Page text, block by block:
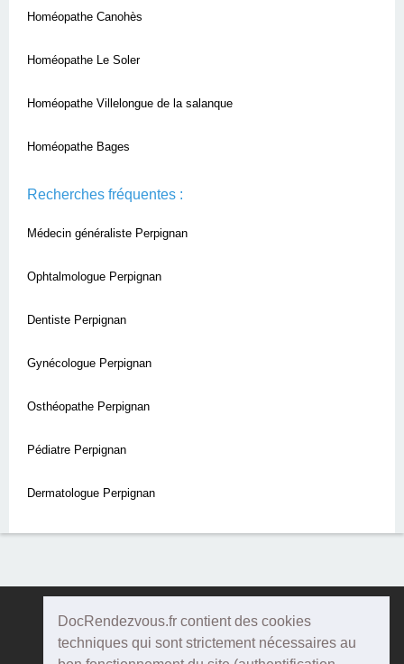
DocRendezvous.fr contient des cookies
techniques qui sont strictement nécessaires au
Homéopathe Canohès
Homéopathe Le Soler
Homéopathe Villelongue de la salanque
Homéopathe Bages
Recherches fréquentes :
Médecin généraliste Perpignan
Ophtalmologue Perpignan
Dentiste Perpignan
Gynécologue Perpignan
Osthéopathe Perpignan
Pédiatre Perpignan
Dermatologue Perpignan
DocRendezvous